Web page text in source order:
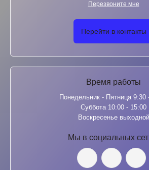
Перезвоните мне
Перейти в контакты
Время работы
Понедельник - Пятница 9:30
Суббота 10:00 - 15:00
Воскресенье выходной
Мы в социальных